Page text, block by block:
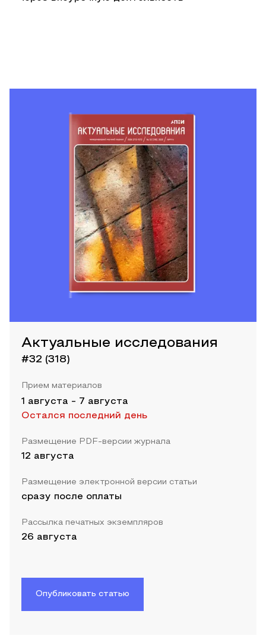
Актуальные исследования
#32 (318)
Прием материалов
1 августа - 7 августа
Остался последний день
Размещение PDF-версии журнала
12 августа
Размещение электронной версии статьи
сразу после оплаты
Рассылка печатных экземпляров
26 августа
Опубликовать статью